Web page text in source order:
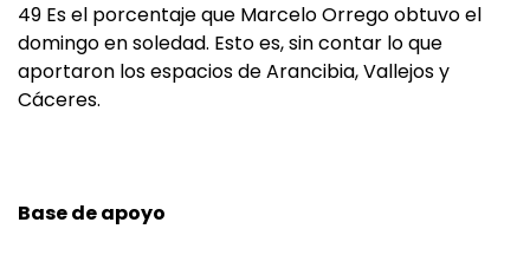
49 Es el porcentaje que Marcelo Orrego obtuvo el
domingo en soledad. Esto es, sin contar lo que
aportaron los espacios de Arancibia, Vallejos y
Cáceres.
Base de apoyo